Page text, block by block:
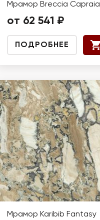
Мрамор Breccia Capraia
от 62 541 ₽
ПОДРОБНЕЕ
Мрамор Karibib Fantasy